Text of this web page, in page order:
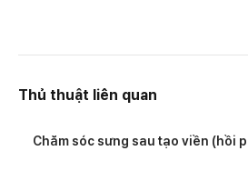
Thủ thuật liên quan
Chăm sóc sưng sau tạo viền (hồi